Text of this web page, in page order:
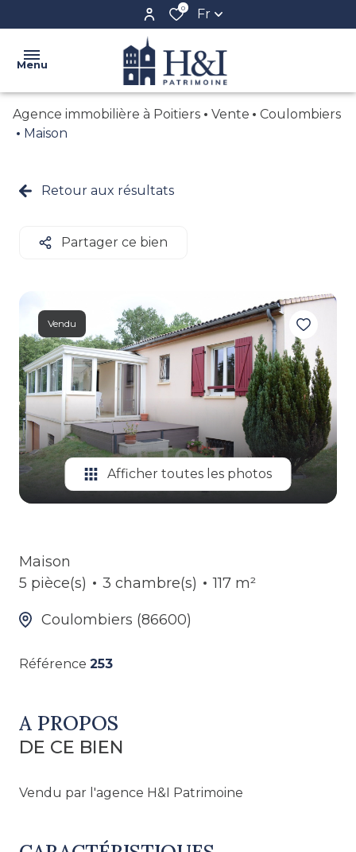
0 Fr
Menu
ACCUEIL
NOS
BIENS
CONFIEZ
CRÉER
VOTRE
ALERTE
GESTION
LOCATIVE
Agence immobilière à Poitiers Vente
Coulombiers
Maison
Retour aux résultats
Partager ce bien
Vendu
Afficher toutes les photos
Maison
5 pièce(s)
3 chambre(s) 117 m²
Coulombiers (86600)
Référence 253
A PROPOS
DE CE BIEN
Vendu par l'agence H&I Patrimoine